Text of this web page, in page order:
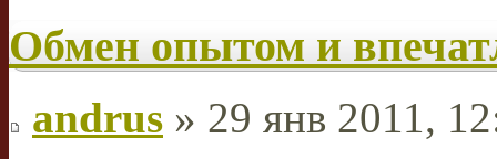
Обмен опытом и
andrus » 29 янв 2011,